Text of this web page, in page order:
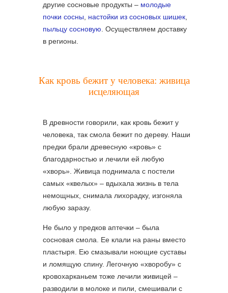
другие сосновые продукты – молодые
почки сосны
настойки из сосновых шишек
пыльцу сосновую . Осуществляем доставку
в регионы.
Как кровь бежит у человека: живица
исцеляющая
В древности говорили, как кровь бежит у
человека, так смола бежит по дереву. Наши
предки брали древесную «кровь» с
благодарностью и лечили ей любую
«хворь». Живица поднимала с постели
самых «квелых» – вдыхала жизнь в тела
немощных, снимала лихорадку, изгоняла
любую заразу.
Не было у предков аптечки – была
сосновая смола. Ее клали на раны вместо
пластыря. Ею смазывали ноющие суставы
и ломящую спину. Легочную «хворобу» с
кровохарканьем тоже лечили живицей –
разводили в молоке и пили, смешивали с